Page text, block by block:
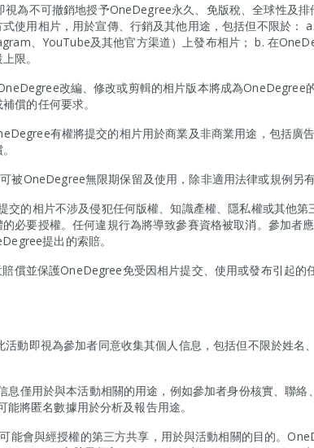
視為不可撤銷地授予OneDegree永久、免版稅、全球性及排
使用相片，用於宣傳、行銷及其他用途，包括但不限於：
、YouTube及其他官方渠道）上發布相片； b. 在
限。
改編、修改或剪輯的相片版本將成為OneDegree
償的任何要求。
有權將提交的相片用於商業及非商業用途，包括廣
被OneDegree無限期保留及使用，除非適用法律或規例另有
交的相片不涉及侵犯任何版權、知識產權、隱私權或其他
必要授權。任何違規行為將導致參賽資格被取消。參加者
提出的索賠。
賠償並保護OneDegree免受因相片提交、使用或發布引起的
活動即視為參加者同意收集其個人信息，包括但不限於姓名
息僅用於與本活動相關的用途，例如參加者身份核實、聯絡
將匿名數據用於分析及報告用途。
能會與經授權的第三方共享，用於與活動相關的目的。